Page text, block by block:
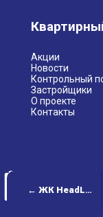
← ЖК HeadLiner (Хедлайнер)
Акции
Новости
Контрольный
Застройщики
О проекте
Контакты